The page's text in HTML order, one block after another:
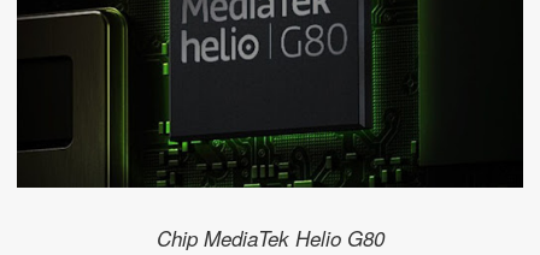
Chip MediaTek Helio G80